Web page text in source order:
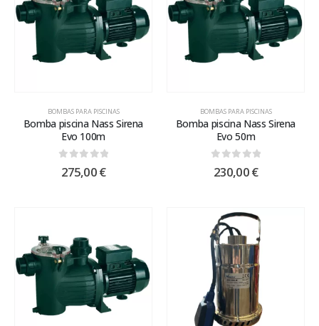
BOMBAS PARA PISCINAS
Bomba piscina Nass Sirena
Evo 100m
0out of 5
275,00€
BOMBAS PARA PISCINAS
Bomba piscina Nass Sirena
Evo 50m
0out of 5
230,00€